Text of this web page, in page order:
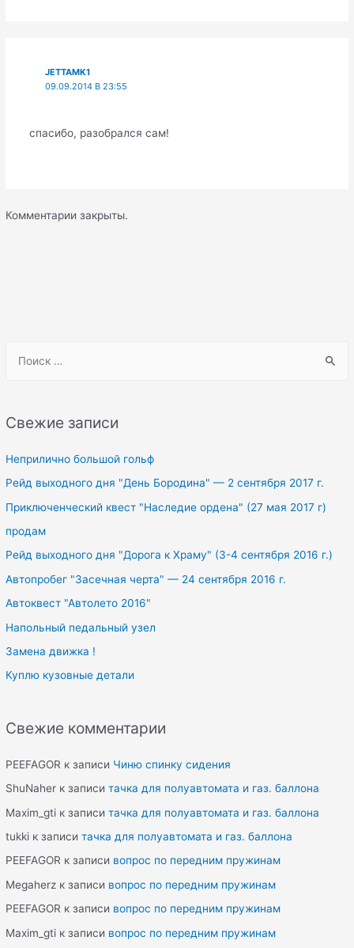
r
h
f
o
Свежие записи
Неприлично большой гольф
Рейд выходного дня "День Бородина" — 2 сентября 2017 г.
Приключенческий квест "Наследие ордена" (27 мая 2017 г)
продам
Рейд выходного дня "Дорога к Храму" (3-4 сентября 2016 г.)
Автопробег "Засечная черта" — 24 сентября 2016 г.
Автоквест "Автолето 2016"
Напольный педальный узел
Замена движка !
Куплю кузовные детали
Свежие комментарии
PEEFAGOR к записи Чиню спинку сидения
ShuNaher к записитачка для полуавтомата и газ. баллона
Maxim_gti к записитачка для полуавтомата и газ. баллона
tukki к записитачка для полуавтомата и газ. баллона
PEEFAGOR к записи вопрос по передним пружинам
Megaherz к записи вопрос по передним пружинам
PEEFAGOR к записи вопрос по передним пружинам
Maxim_gti к записи вопрос по передним пружинам
JETTAMK1
09.09.2014 В 23:55
спасибо, разобрался сам!
Комментарии закрыты.